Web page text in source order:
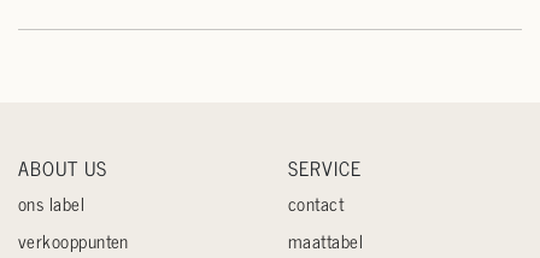
ABOUT US
ons label
verkooppunten
SERVICE
contact
maattabel